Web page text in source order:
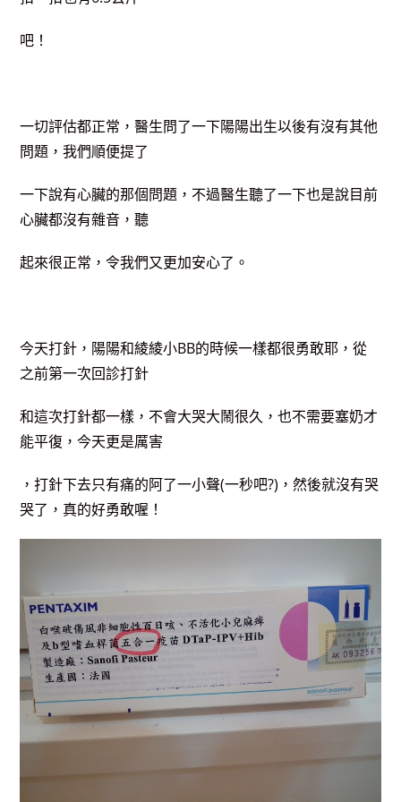
吧！
一切評估都正常，醫生問了一下陽陽出生以後有沒有其他
問題，我們順便提了
一下說有心臟的那個問題，不過醫生聽了一下也是說目前
心臟都沒有雜音，聽
起來很正常，令我們又更加安心了。
今天打針，陽陽和綾綾小BB的時候一樣都很勇敢耶，從
之前第一次回診打針
和這次打針都一樣，不會大哭大鬧很久，也不需要塞奶才
能平復，今天更是厲害
，打針下去只有痛的阿了一小聲(一秒吧?)，然後就沒有哭
哭了，真的好勇敢喔！